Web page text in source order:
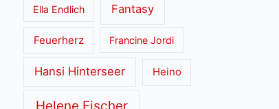
Ella Endlich Fantasy
Feuerherz Francine Jordi
Hansi Hinterseer Heino